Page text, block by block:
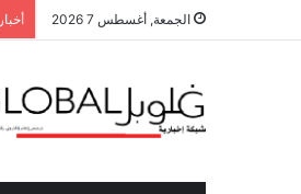
الجمعة, أغسطس 7 2026